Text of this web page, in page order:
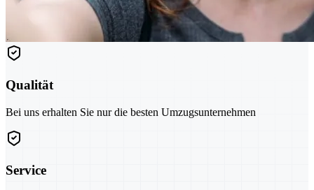
Qualität
Bei uns erhalten Sie nur die besten Umzugsunternehmen
Service